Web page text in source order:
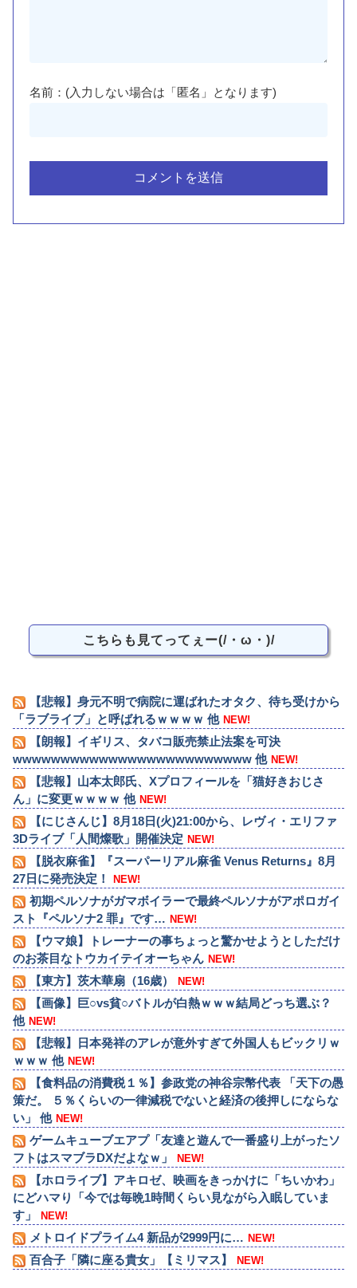
名前
こちらも見てってぇー(/・ω・)/
【悲報】身元不明で病院に運ばれたオタク、待ち受けから
「ラブライブ」と呼ばれるｗｗｗｗ 他 NEW!
【朗報】イギリス、タバコ販売禁止法案を可決
wwwwwwwwwwwwwwwwwwwwwwwww 他 NEW!
【悲報】山本太郎氏、Xプロフィールを「猫好きおじさ
ん」に変更ｗｗｗｗ 他 NEW!
【にじさんじ】8月18日(火)21:00から、レヴィ・エリファ
3Dライブ「人間燦歌」開催決定 NEW!
【脱衣麻雀】『スーパーリアル麻雀 Venus Returns』8月
27日に発売決定！
NEW!
初期ペルソナがガマボイラーで最終ペルソナがアポロガイ
スト『ペルソナ2 罪』です… NEW!
【ウマ娘】トレーナーの事ちょっと驚かせようとしただけ
のお茶目なトウカイテイオーちゃん NEW!
【東方】茨木華扇（16歳） NEW!
【画像】巨○vs貧○バトルが白熱ｗｗｗ結局どっち選ぶ？
他 NEW!
【悲報】日本発祥のアレが意外すぎて外国人もビックリｗ
ｗｗｗ 他 NEW!
【食料品の消費税１％】参政党の神谷宗幣代表 「天下の愚
策だ。 ５％くらいの一律減税でないと経済の後押しにならな
い」 他 NEW!
ゲームキューブエアプ「友達と遊んで一番盛り上がったソ
フトはスマブラDXだよなｗ」
NEW!
【ホロライブ】アキロゼ、映画をきっかけに「ちいかわ」
にどハマり「今では毎晩1時間くらい見ながら入眠していま
す」
NEW!
メトロイドプライム4 新品が2999円に… NEW!
百合子「隣に座る貴女」【ミリマス】 NEW!